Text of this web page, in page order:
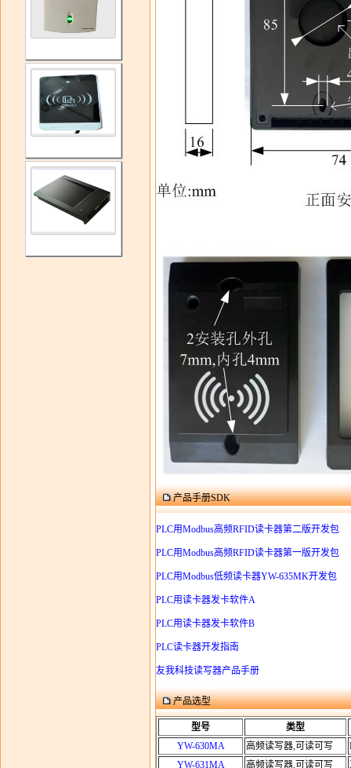
产品手册SDK
PLC用Modbus高频RFID读卡器第二版开发包
PLC用Modbus高频RFID读卡器第一版开发包
PLC用Modbus低频读卡器YW-635MK开发包
PLC用读卡器发卡软件A
PLC用读卡器发卡软件B
PLC读卡器开发指南
友我科技读写器产品手册
产品选型
型号
类型
YW-630MA
高频读写器,可读可写
YW-631MA
高频读写器,可读可写